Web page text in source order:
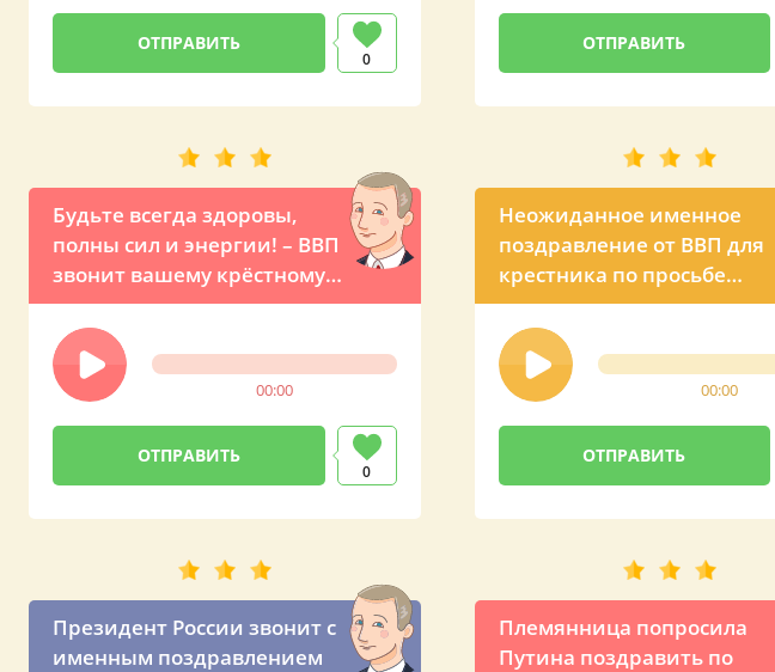
0
Будьте всегда здоровы,
полны сил и энергии! – ВВП
звонит вашему крёстному
на день рожденья
00:00
0
Неожиданное именное
поздравление от ВВП для
крестника по просьбе
крёстной мамы
00:00
Президент России звонит с
именным поздравлением
Племянница попросила
Путина поздравить по